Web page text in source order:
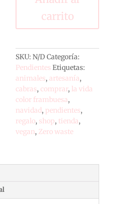
carrito
SKU:N/D Categoría:
Pendientes Etiquetas:
animales,artesanía,
cabras, comprar, la vida
color frambuesa,
navidad, pendientes,
regalo, shop, tienda,
vegan, Zero waste